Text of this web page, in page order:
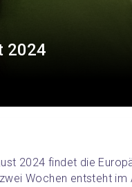
2024
2024 findet die
Wochen entsteht im